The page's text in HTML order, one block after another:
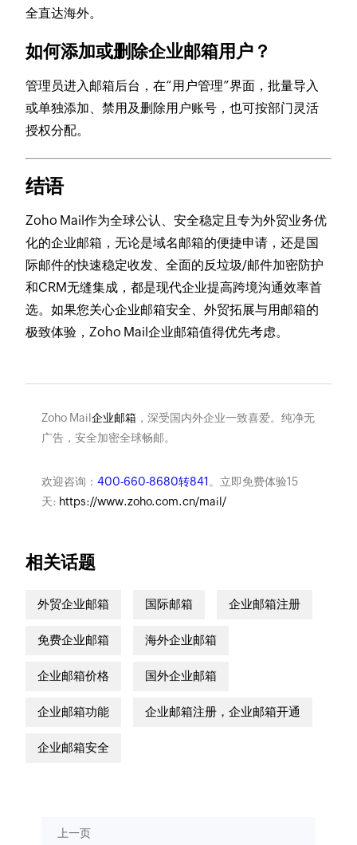
全直达海外。
如何添加或删除企业邮箱用户？
管理员进入邮箱后台，在“用户管理”界面，批量导入
或单独添加、禁用及删除用户账号，也可按部门灵活
授权分配。
结语
Zoho Mail作为全球公认、安全稳定且专为外贸业务优
化的企业邮箱，无论是域名邮箱的便捷申请，还是国
际邮件的快速稳定收发、全面的反垃圾/邮件加密防护
和CRM无缝集成，都是现代企业提高跨境沟通效率首
选。如果您关心企业邮箱安全、外贸拓展与用邮箱的
极致体验，Zoho Mail企业邮箱值得优先考虑。
Zoho Mail企业邮箱，深受国内外企业一致喜爱。纯净无
广告，安全加密全球畅邮。
欢迎咨询： 400-660-8680转841 。立即免费体验15
天: https://www.zoho.com.cn/mail/
相关话题
外贸企业邮箱 国际邮箱 企业邮箱注册
免费企业邮箱 海外企业邮箱
企业邮箱价格 国外企业邮箱
企业邮箱功能 企业邮箱注册，企业邮箱开通
企业邮箱安全
上一页